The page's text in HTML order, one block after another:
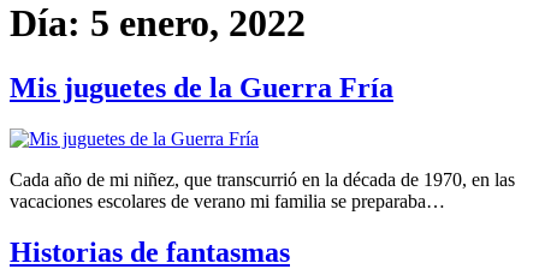
Día: 5 enero, 2022
Mis juguetes de la Guerra Fría
Cada año de mi niñez, que transcurrió en la década de 1970, en las
vacaciones escolares de verano mi familia se preparaba…
Historias de fantasmas